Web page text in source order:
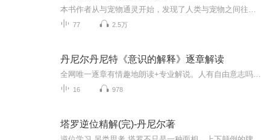
77 2.5万
丹尼尔丹尼特《意识的解释》逐章解读
16 978
塔罗逆位精解(完)-丹尼尔著